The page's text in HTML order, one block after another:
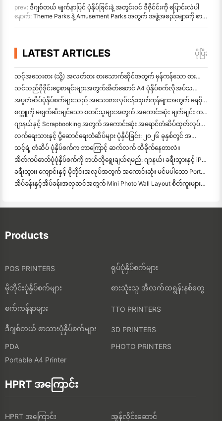
prev: ဒီဂျစ်တယ် မျက်နှာပြင် ပုံနှိပ်ခြင်းနဲ့ အတွင်းဝင် ဒီဇိုင်င်းကို ပြောင်းလဲပါ
နောက်: Theme Parks နဲ့ Amusement Parks အတွက် အဖွဲ့အစည်းများကို စာရင်းပုံနှိပ်ခြင်းအတွက် အပြည့်အဝ လမ်းညွှန်ချက်
LATEST ARTICLES ပိုပြီး
သင့်အသေးစား (သို့) အလတ်စား စားသောက်ဆိုင်အတွက် မှန်ကန်သော စားသောက်ဆိုင် ဆော့ဝဲလ်ကို ဘယ်လိုရွေ
သင်သည်ဂိုဒိုင်းငွေစာရင်းများအတွက်အိတ်ဆောင် A4 ပုံနှိပ်စက်လိုအပ်သလား? တကယ်တော့ အလုပ်လုပ်တာက ဘာလဲ။
အပူတံဆိပ်ပုံနှိပ်စက်များသည် အသေးစားလုပ်ငန်းထုတ်ကုန်များအတွက် ရေစိုခံတံဆိပ်များကို ထုတ်လုပ
စက္ကူကို မဖျက်ဆီးချင်သော စတင်သူများအတွက် အကောင်းဆုံး ချက်ချင်း ကင်မရာ
ဂျာနယ်နှင့် Scrapbooking အတွက် အကောင်းဆုံး အရောင်တံဆိပ်ထုတ်လုပ်သူ: စာမျက်နှာတိုင်းတွင် အရောင်ပိုထ
လက်ရေးသားနှင့် ပို့ဆောင်ရေးတံဆိပ်များ ပုံနှိပ်ခြင်း: ၂၀၂၆ ခုနှစ်တွင် အသေးစားလုပ်ငန်းများအတွက် အကြံပေးချက်များ
သင့်ရဲ့ တံဆိပ် ပုံနှိပ်စက်က ဘာကြောင့် ဆက်လက် ထိခိုက်နေတာလဲ။
အိတ်ကပ်ဓာတ်ပုံပုံနှိပ်စက်ကို ဘယ်လိုရွေးချယ်ရမည်: ဂျာနယ်၊ ခရီးသွားနှင့် iPhone အသုံးပြုသူများအတွက် အပြည့်အဝ
ခရီးသွား၊ ကျောင်းနှင့် မိုဘိုင်းအလုပ်အတွက် အကောင်းဆုံး မင်မပါသော Portable Printer: Hanin MT620 Pro Review
အိပ်ခန်းနှင့်အိပ်ခန်းအလှဆင်အတွက် Mini Photo Wall Layout စိတ်ကူးများနှင့်အကြံပေးချက်များ
Products
POS PRINTERS ရုပ်ပုံနှိပ်စက်များ
မိုဘိုင်းပုံနှိပ်စက်များ စားသုံးသူ အီလက်ထရွန်းနစ်တွေ
စက်ကန်နာများ TTO PRINTERS
ဒီဂျစ်တယ် စာသားပုံနှိပ်စက်များ
3D PRINTERS
PDA
PHOTO PRINTERS
Portable A4 Printer
HPRT အကြောင်း
HPRT အကြောင်း အွန်လိုင်းဆောင်